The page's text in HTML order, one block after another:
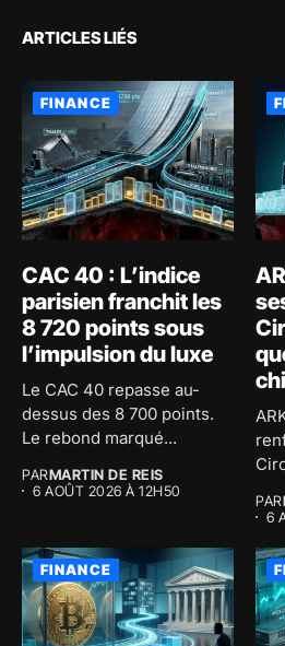
ARTICLES LIÉS
FINANCE
CAC 40 : L’indice
parisien franchit les
8 720 points sous
l’impulsion du luxe
Le CAC 40 repasse au-
dessus des 8 700 points.
Le rebond marqué...
PARMARTIN DE REIS
6 AOÛT 2026 À 12H50
PAR
6
FINANCE